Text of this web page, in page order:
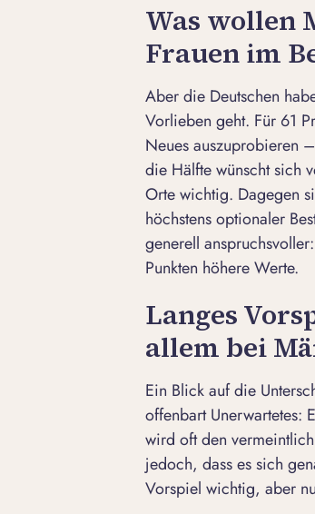
Was wollen
Frauen im
Aber die Deutschen
Vorlieben geht. Für 61
Neues auszuprobieren
die Hälfte wünscht sich
Orte wichtig. Dagegen
höchstens optionaler
generell
Punkten höhere Werte.
Langes
allem bei
Ein Blick auf die
offenbart Unerwartetes:
wird oft den
jedoch, dass es sich
Vorspiel wichtig, aber